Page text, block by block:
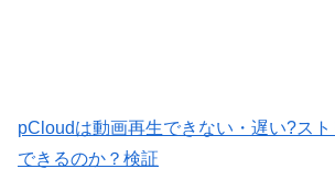
pCloudは動画再生できない・遅い?ス
できるのか？検証